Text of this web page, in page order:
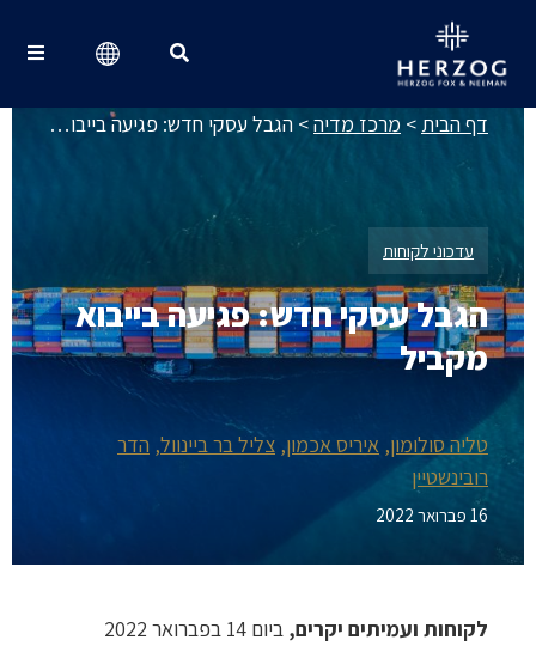
דף הבית > מרכז מדיה> הגבל עסקי חדש: פגיעה בייבוא מקביל
עדכוני לקוחות
הגבל עסקי חדש: פגיעה בייבוא
מקביל
טליה סולומון איריס אכמון צליל בר ביינוול הדר
רובינשטיין
16 פברואר 2022
לקוחות ועמיתים יקרים,
ביום 14 בפברואר 2022